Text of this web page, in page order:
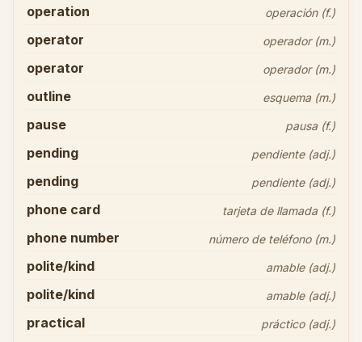
operation operación (f.)
operator operador (m.)
operator operador (m.)
outline esquema (m.)
pause pausa (f.)
pending pendiente (adj.)
pending pendiente (adj.)
phone card tarjeta de llamada (f.)
phone number número de teléfono (m.)
polite/kind amable (adj.)
polite/kind amable (adj.)
practical práctico (adj.)